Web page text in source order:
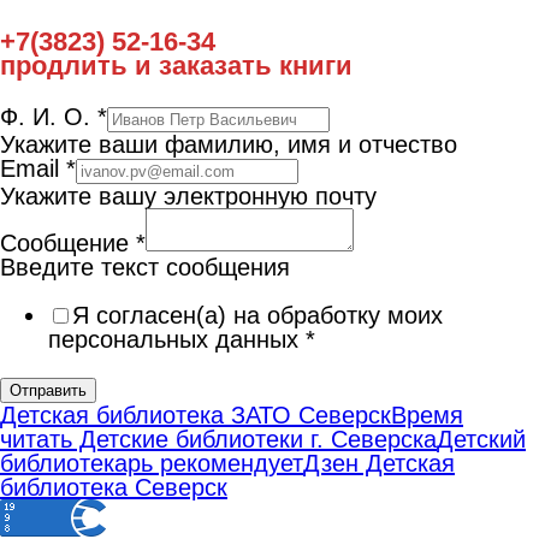
+7(3823) 52-16-34
продлить и заказать книги
Ф. И. О. *
Укажите ваши фамилию, имя и отчество
Email *
Укажите вашу электронную почту
Сообщение *
Введите текст сообщения
Я согласен(а) на обработку моих
персональных данных *
Отправить
Детская библиотека ЗАТО СеверскВремя
читать Детские библиотеки г. СеверскаДетский
библиотекарь рекомендуетДзен Детская
библиотека Северск